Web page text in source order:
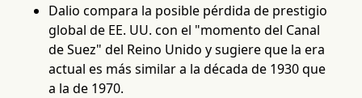
Dalio compara la posible pérdida de prestigio
global de EE. UU. con el "momento del Canal
de Suez" del Reino Unido y sugiere que la era
actual es más similar a la década de 1930 que
a la de 1970.